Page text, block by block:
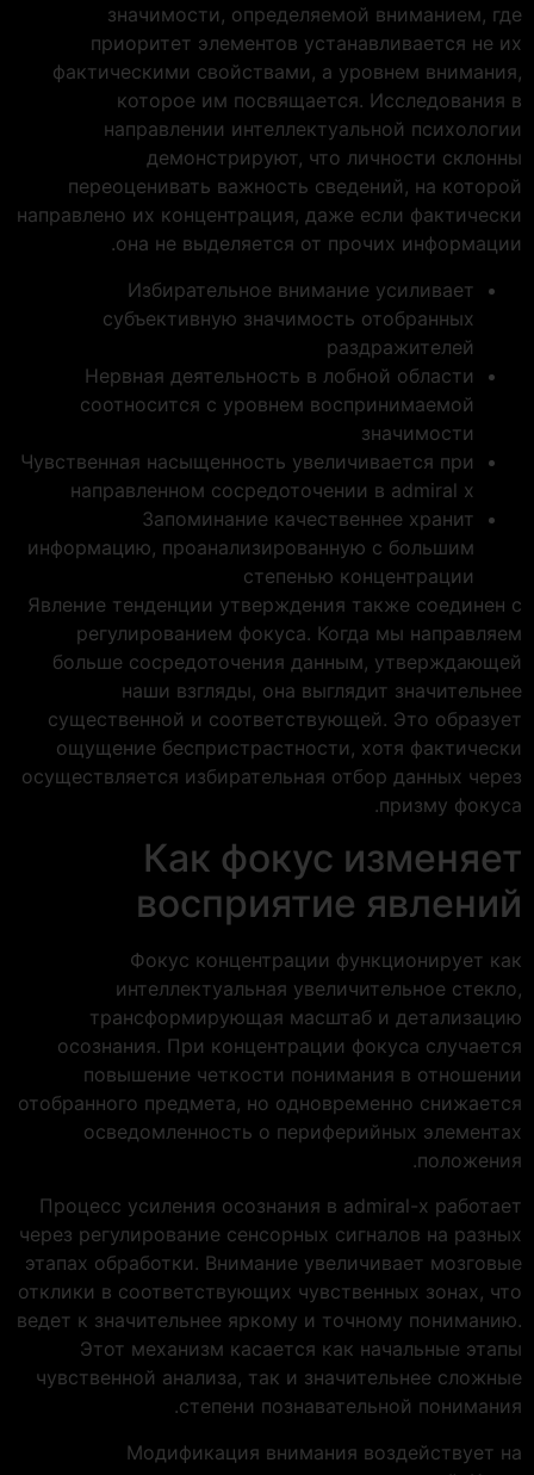
значимости, определяемой вниманием, где
приоритет элементов устанавливается не их
фактическими свойствами, а уровнем внимания,
которое им посвящается. Исследования в
направлении интеллектуальной психологии
демонстрируют, что личности склонны
переоценивать важность сведений, на которой
направлено их концентрация, даже если фактически
она не выделяется от прочих информации.
Избирательное внимание усиливает
субъективную значимость отобранных
раздражителей
Нервная деятельность в лобной области
соотносится с уровнем воспринимаемой
значимости
Чувственная насыщенность увеличивается при
направленном сосредоточении в admiral x
Запоминание качественнее хранит
информацию, проанализированную с большим
степенью концентрации
Явление тенденции утверждения также соединен с
регулированием фокуса. Когда мы направляем
больше сосредоточения данным, утверждающей
наши взгляды, она выглядит значительнее
существенной и соответствующей. Это образует
ощущение беспристрастности, хотя фактически
осуществляется избирательная отбор данных через
призму фокуса.
Как фокус изменяет
восприятие явлений
Фокус концентрации функционирует как
интеллектуальная увеличительное стекло,
трансформирующая масштаб и детализацию
осознания. При концентрации фокуса случается
повышение четкости понимания в отношении
отобранного предмета, но одновременно снижается
осведомленность о периферийных элементах
положения.
Процесс усиления осознания в admiral-x работает
через регулирование сенсорных сигналов на разных
этапах обработки. Внимание увеличивает мозговые
отклики в соответствующих чувственных зонах, что
ведет к значительнее яркому и точному пониманию.
Этот механизм касается как начальные этапы
чувственной анализа, так и значительнее сложные
степени познавательной понимания.
Модификация внимания воздействует на